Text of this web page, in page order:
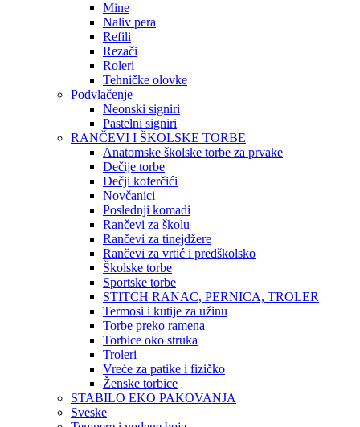
Mine
Naliv pera
Refili
Rezači
Roleri
Tehničke olovke
Podvlačenje
Neonski signiri
Pastelni signiri
RANČEVI I ŠKOLSKE TORBE
Anatomske školske torbe za prvake
Dečije torbe
Dečji koferčići
Novčanici
Poslednji komadi
Rančevi za školu
Rančevi za tinejdžere
Rančevi za vrtić i predškolsko
Školske torbe
Sportske torbe
STITCH RANAC, PERNICA, TROLER
Termosi i kutije za užinu
Torbe preko ramena
Torbice oko struka
Troleri
Vreće za patike i fizičko
Ženske torbice
STABILO EKO PAKOVANJA
Sveske